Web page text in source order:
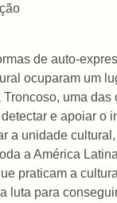
de auto-
ocuparam um
uma das
e apoiar o
a unidade
a América
praticam a
luta para